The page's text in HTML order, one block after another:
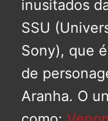
inusitados
SSU
Sony), que
de
Aranha. O